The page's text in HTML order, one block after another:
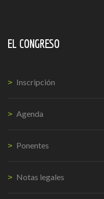
EL CONGRESO
Inscripción
Agenda
Ponentes
Notas legales